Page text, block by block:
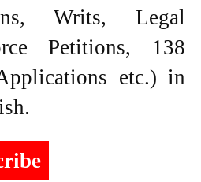
Writs, Legal
Petitions, 138
etc.) in